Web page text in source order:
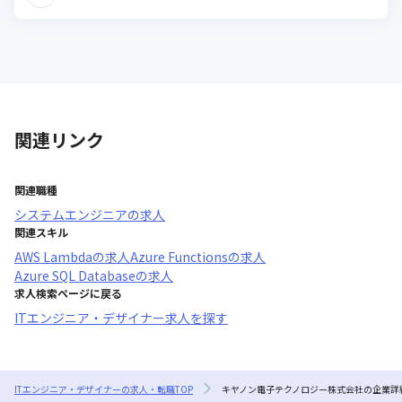
関連リンク
関連職種
システムエンジニアの求人
関連スキル
AWS Lambdaの求人Azure Functionsの求人
Azure SQL Databaseの求人
求人検索ページに戻る
ITエンジニア・デザイナー求人を探す
ITエンジニア・デザイナーの求人・転職TOP キヤノン電子テクノロジー株式会社の企業詳